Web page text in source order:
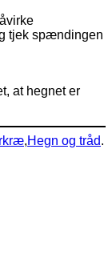
tjek spændingen
at hegnet er
,Hegn og tråd.